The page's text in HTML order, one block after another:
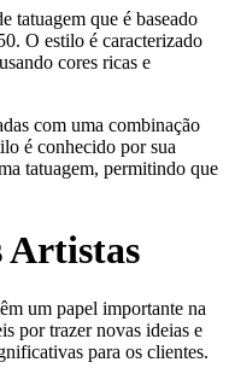
tatuagem que é baseado
O estilo é caracterizado
cores ricas e
com uma combinação
é conhecido por sua
tatuagem, permitindo que
Artistas
um papel importante na
por trazer novas ideias e
para os clientes.